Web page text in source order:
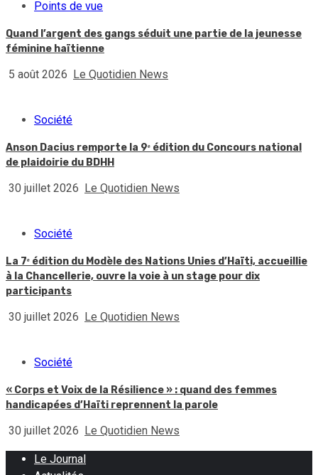
Points de vue
Quand l’argent des gangs séduit une partie de la jeunesse
féminine haïtienne
5 août 2026 Le Quotidien News
Société
Anson Dacius remporte la 9ᵉ édition du Concours national
de plaidoirie du BDHH
30 juillet 2026 Le Quotidien News
Société
La 7ᵉ édition du Modèle des Nations Unies d’Haïti, accueillie
à la Chancellerie, ouvre la voie à un stage pour dix
participants
30 juillet 2026 Le Quotidien News
Société
« Corps et Voix de la Résilience » : quand des femmes
handicapées d’Haïti reprennent la parole
30 juillet 2026 Le Quotidien News
Le Journal